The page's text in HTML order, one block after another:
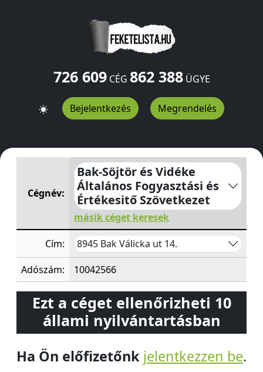
726 609CÉG 862 388ÜGYE
Bejelentkezés Megrendelés
Bak-Söjtör és Vidéke Általános Fogyasztási és
Cégnév:
Bak-Söjtör és Vidéke
Általános Fogyasztási és
Értékesitő Szövetkezet
másik céget keresek
Cím: 8945 Bak Válicka ut 14.
Adószám: 10042566
Ezt a céget ellenőrizheti 10
állami nyilvántartásban
Ha Ön előfizetőnk jelentkezzen be.